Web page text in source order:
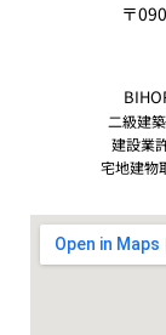
〒
二級建
建設業
宅地建物